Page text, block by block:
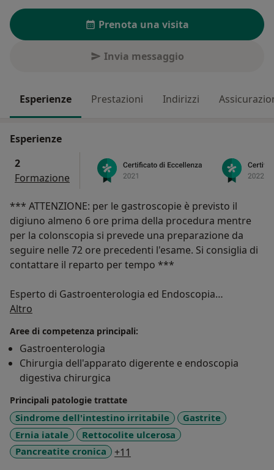
Prenota una visita
Invia messaggio
Esperienze Prestazioni Indirizzi
Esperienze
2
Formazione
*** ATTENZIONE: per le gastroscopie è previsto il
digiuno almeno 6 ore prima della procedura mentre
per la colonscopia si prevede una preparazione da
seguire nelle 72 ore precedenti l'esame. Si consiglia di
contattare il reparto per tempo ***
Esperto di Gastroenterologia ed Endoscopia
diagnostica ed operativa, Esegue esami endoscopici in
Morgagni di Catania,e presso il centro medisan di
Catania ,esperienze di Master al S Marks Hospital di
Londra (1 anno) e all’Hopital E.Herriot di Lione (8
mesi),Vicepresidente Fondazione Ordine Dei Medici di
Catania.
Altro
Aree di competenza principali:
Gastroenterologia
Chirurgia dell'apparato digerente e endoscopia
digestiva chirurgica
Principali patologie trattate
Sindrome dell'intestino irritabile
Gastrite
Ernia iatale
Rettocolite ulcerosa
Pancreatite cronica
+11